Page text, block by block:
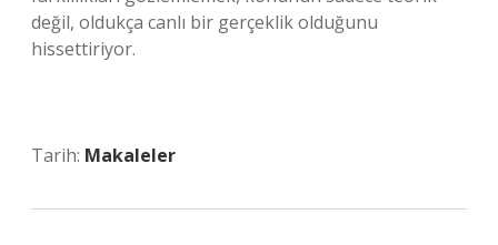
değil, oldukça canlı bir gerçeklik olduğunu
hissettiriyor.
Tarih: Makaleler